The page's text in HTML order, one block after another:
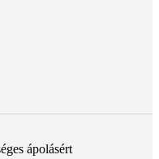
ápolásért